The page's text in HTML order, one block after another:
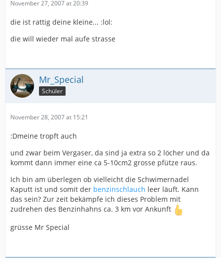
November 27, 2007 at 20:39
die ist rattig deine kleine... :lol:
die will wieder mal aufe strasse
Mr_Special
Schüler
November 28, 2007 at 15:21
:Dmeine tropft auch
und zwar beim Vergaser, da sind ja extra so 2 löcher und da
kommt dann immer eine ca 5-10cm2 grosse pfütze raus.
Ich bin am überlegen ob vielleicht die Schwimernadel
Kaputt ist und somit der benzinschlauch leer läuft. Kann
das sein? Zur zeit bekämpfe ich dieses Problem mit
zudrehen des Benzinhahns ca. 3 km vor Ankunft
grüsse Mr Special